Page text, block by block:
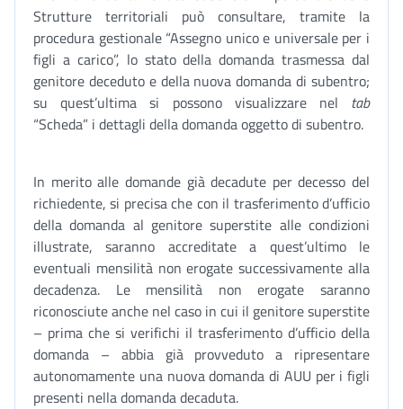
Strutture territoriali può consultare, tramite la
procedura gestionale “Assegno unico e universale per i
figli a carico”, lo stato della domanda trasmessa dal
genitore deceduto e della nuova domanda di subentro;
su quest’ultima si possono visualizzare nel tab
“Scheda” i dettagli della domanda oggetto di subentro.
In merito alle domande già decadute per decesso del
richiedente, si precisa che con il trasferimento d’ufficio
della domanda al genitore superstite alle condizioni
illustrate, saranno accreditate a quest’ultimo le
eventuali mensilità non erogate successivamente alla
decadenza. Le mensilità non erogate saranno
riconosciute anche nel caso in cui il genitore superstite
– prima che si verifichi il trasferimento d’ufficio della
domanda – abbia già provveduto a ripresentare
autonomamente una nuova domanda di AUU per i figli
presenti nella domanda decaduta.